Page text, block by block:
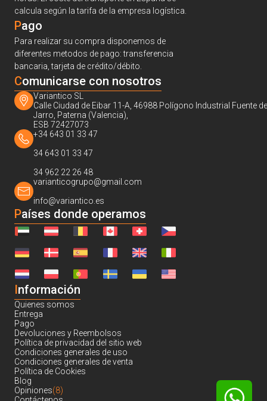
calcula según la tarifa de la empresa logística.
Pago
Para realizar su compra disponemos de
diferentes metodos de pago: transferencia
bancaria, tarjeta de crédito/débito.
Comunicarse con nosotros
Variantico SL
Calle Ciudad de Eibar 11-A, 46988 Polígono Industrial Fuente
Jarro, Paterna (Valencia),
ESB 72427073
+34 643 01 33 47
34 643 01 33 47
34 962 22 26 48
varianticogrupo@gmail.com
info@variantico.es
Países donde operamos
Información
Quienes somos
Entrega
Pago
Devoluciones y Reembolsos
Política de privacidad del sitio web
Condiciones generales de uso
Condiciones generales de venta
Política de Cookies
Blog
Opiniones(8)